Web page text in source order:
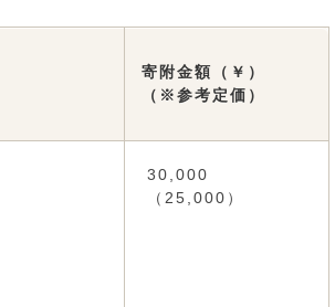
寄附金額（￥）
（※参考定価）
30,000
（25,000）